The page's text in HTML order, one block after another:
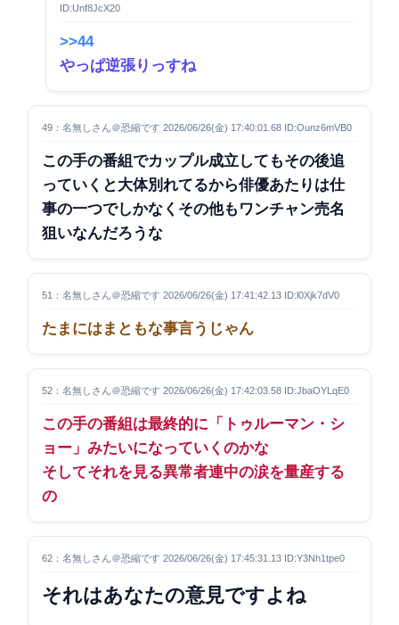
ID:Unf8JcX20
>>44
やっぱ逆張りっすね
49：名無しさん＠恐縮です 2026/06/26(金) 17:40:01.68 ID:Ounz6mVB0
この手の番組でカップル成立してもその後追
っていくと大体別れてるから俳優あたりは仕
事の一つでしかなくその他もワンチャン売名
狙いなんだろうな
51：名無しさん＠恐縮です 2026/06/26(金) 17:41:42.13 ID:l0Xjk7dV0
たまにはまともな事言うじゃん
52：名無しさん＠恐縮です 2026/06/26(金) 17:42:03.58 ID:JbaOYLqE0
この手の番組は最終的に「トゥルーマン・シ
ョー」みたいになっていくのかな
そしてそれを見る異常者連中の涙を量産する
の
62：名無しさん＠恐縮です 2026/06/26(金) 17:45:31.13 ID:Y3Nh1tpe0
それはあなたの意見ですよね